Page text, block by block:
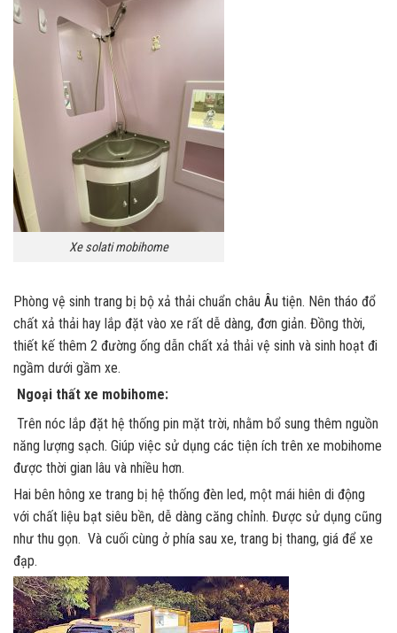
Xe solati mobihome
Phòng vệ sinh trang bị bộ xả thải chuẩn châu Âu tiện. Nên tháo đổ
chất xả thải hay lắp đặt vào xe rất dễ dàng, đơn giản. Đồng thời,
thiết kế thêm 2 đường ống dẫn chất xả thải vệ sinh và sinh hoạt đi
ngầm dưới gầm xe.
Ngoại thất xe mobihome:
Trên nóc lắp đặt hệ thống pin mặt trời, nhằm bổ sung thêm nguồn
năng lượng sạch. Giúp việc sử dụng các tiện ích trên xe mobihome
được thời gian lâu và nhiều hơn.
Hai bên hông xe trang bị hệ thống đèn led, một mái hiên di động
với chất liệu bạt siêu bền, dễ dàng căng chỉnh. Được sử dụng cũng
như thu gọn. Và cuối cùng ở phía sau xe, trang bị thang, giá để xe
đạp.